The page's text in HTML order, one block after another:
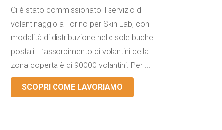
Ci è stato commissionato il servizio di
volantinaggio a Torino per Skin Lab, con
modalità di distribuzione nelle sole buche
postali. L’assorbimento di volantini della
zona coperta è di 90000 volantini. Per ...
SCOPRI COME LAVORIAMO